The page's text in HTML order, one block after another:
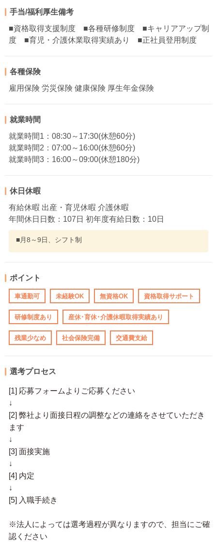
手当/福利厚生備考
■資格取得支援制度 ■各種研修制度 ■キャリアアップ制
度 ■育児・介護休業取得実績あり ■正社員登用制度
各種保険
雇用保険 労災保険 健康保険 厚生年金保険
就業時間
就業時間1：08:30～17:30(休憩60分)
就業時間2：07:00～16:00(休憩60分)
就業時間3：16:00～09:00(休憩180分)
休日休暇
有給休暇 出産・育児休暇 介護休暇
年間休日日数：107日 初年度有給日数：10日
■月8～9日、シフト制
ポイント
車通勤可 未経験OK 無資格OK 資格取得サポート
研修制度あり 産休･育休･介護休暇取得実績あり
残業少なめ 社会保険完備 交通費支給
選考プロセス
[1] 応募フォームよりご応募ください
↓
[2] 弊社より面接日程の調整などの連絡をさせていただき
ます
↓
[3] 面接実施
↓
[4] 内定
↓
[5] 入職手続き
※法人によっては選考過程が異なりますので、担当にご確
認ください